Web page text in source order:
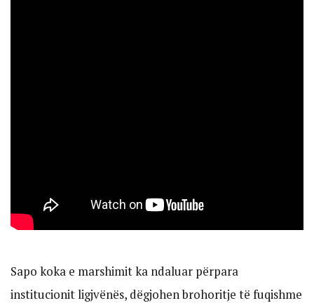
Sapo koka e marshimit ka ndaluar përpara
institucionit ligjvënës, dëgjohen brohoritje të fuqishme